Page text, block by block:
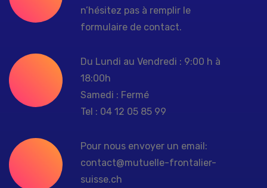
n’hésitez pas à remplir le
formulaire de contact.
Du Lundi au Vendredi : 9:00 h à
18:00h
Samedi : Fermé
Tel : 04 12 05 85 99
Pour nous envoyer un email:
contact@mutuelle-frontalier-
suisse.ch